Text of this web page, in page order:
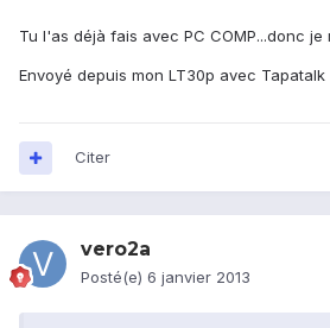
Tu l'as déjà fais avec PC COMP...donc
Envoyé depuis mon LT30p avec Tapatalk
Citer
vero2a
Posté(e) 6 janvier 2013